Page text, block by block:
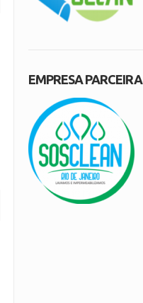
EMPRESA PARCEIRA